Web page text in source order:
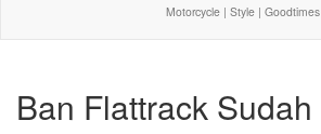
Motorcycle | Style | Goodtimes
Ban Flattrack Sudah